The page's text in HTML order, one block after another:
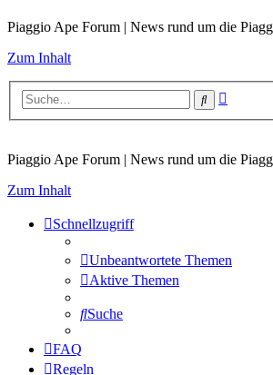
Piaggio Ape Forum | News rund um die
Zum Inhalt
Suche
Piaggio Ape Forum | News rund um die
Zum Inhalt
Schnellzugriff
Unbeantwortete Themen
Aktive Themen
Suche
FAQ
Regeln